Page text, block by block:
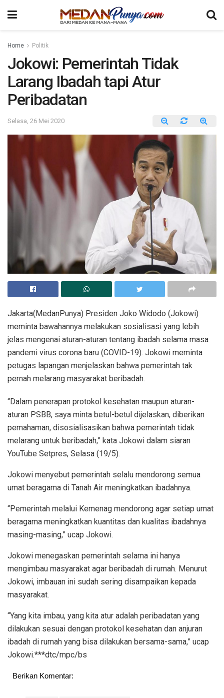
Home Politik
Jokowi: Pemerintah Tidak
Larang Ibadah tapi Atur
Peribadatan
Selasa, 26 Mei 2020
Jakarta(MedanPunya) Presiden Joko Widodo (Jokowi)
meminta bawahannya melakukan sosialisasi yang lebih
jelas mengenai aturan-aturan tentang ibadah selama masa
pandemi virus corona baru (COVID-19). Jokowi meminta
petugas lapangan menjelaskan bahwa pemerintah tak
pernah melarang masyarakat beribadah.
“Dalam penerapan protokol kesehatan maupun aturan-
aturan PSBB, saya minta betul-betul dijelaskan, diberikan
pemahaman, disosialisasikan bahwa pemerintah tidak
melarang untuk beribadah,” kata Jokowi dalam siaran
YouTube Setpres, Selasa (19/5).
Jokowi menyebut pemerintah selalu mendorong semua
umat beragama di Tanah Air meningkatkan ibadahnya.
“Pemerintah melalui Kemenag mendorong agar setiap umat
beragama meningkatkan kuantitas dan kualitas ibadahnya
masing-masing,” ucap Jokowi.
Jokowi menegaskan pemerintah selama ini hanya
mengimbau masyarakat agar beribadah di rumah. Menurut
Jokowi, imbauan ini sudah sering disampaikan kepada
masyarakat.
“Yang kita imbau, yang kita atur adalah peribadatan yang
dilakukan sesuai dengan protokol kesehatan dan anjuran
ibadah di rumah yang bisa dilakukan bersama-sama,” ucap
Jokowi.***dtc/mpc/bs
Berikan Komentar: